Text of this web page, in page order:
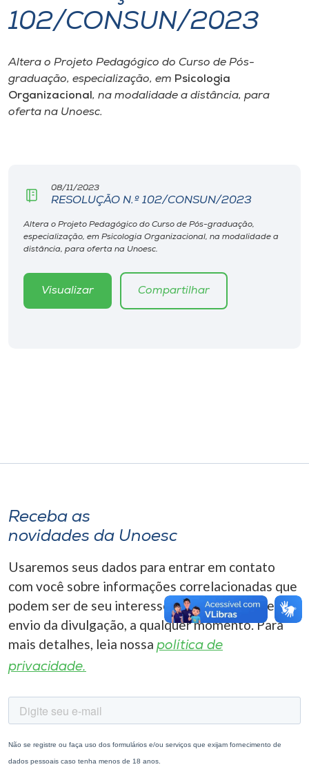
I.nova
Diplomados
Cultura
Biblioteca
Editora
Rádio
A+
102/CONSUN/2023
Altera o Projeto Pedagógico do Curso de Pós-
graduação, especialização, em Psicologia
Organizacional, na modalidade a distância, para
oferta na Unoesc.
08/11/2023
RESOLUÇÃO N.º 102/CONSUN/2023
Altera o Projeto Pedagógico do Curso de Pós-graduação,
especialização, em Psicologia Organizacional, na modalidade a
distância, para oferta na Unoesc.
Visualizar Compartilhar
Receba as
novidades da Unoesc
Usaremos seus dados para entrar em contato
com você sobre informações correlacionadas que
podem ser de seu interesse. Você pode cancelar o
envio da divulgação, a qualquer momento. Para
mais detalhes, leia nossa política de
privacidade.